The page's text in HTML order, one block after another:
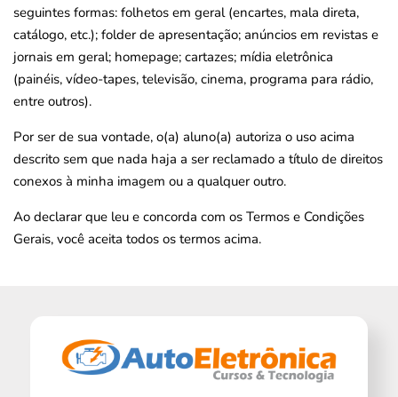
seguintes formas: folhetos em geral (encartes, mala direta,
catálogo, etc.); folder de apresentação; anúncios em revistas e
jornais em geral; homepage; cartazes; mídia eletrônica
(painéis, vídeo-tapes, televisão, cinema, programa para rádio,
entre outros).
Por ser de sua vontade, o(a) aluno(a) autoriza o uso acima
descrito sem que nada haja a ser reclamado a título de direitos
conexos à minha imagem ou a qualquer outro.
Ao declarar que leu e concorda com os Termos e Condições
Gerais, você aceita todos os termos acima.